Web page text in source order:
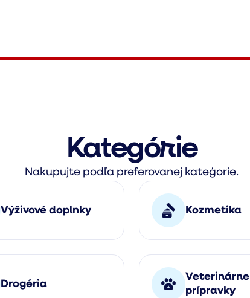
Kategórie
Nakupujte podľa preferovanej kateģorie.
Výživové doplnky Kozmetika
Drogéria
Veterinárne
prípravky